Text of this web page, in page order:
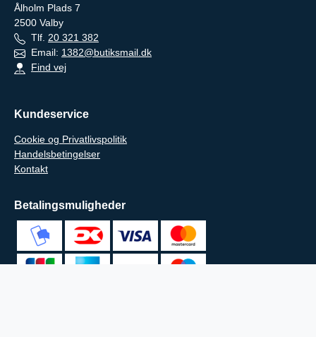
Ålholm Plads 7
2500 Valby
Tlf. 20 321 382
Email: 1382@butiksmail.dk
Find vej
Kundeservice
Cookie og Privatlivspolitik
Handelsbetingelser
Kontakt
Betalingsmuligheder